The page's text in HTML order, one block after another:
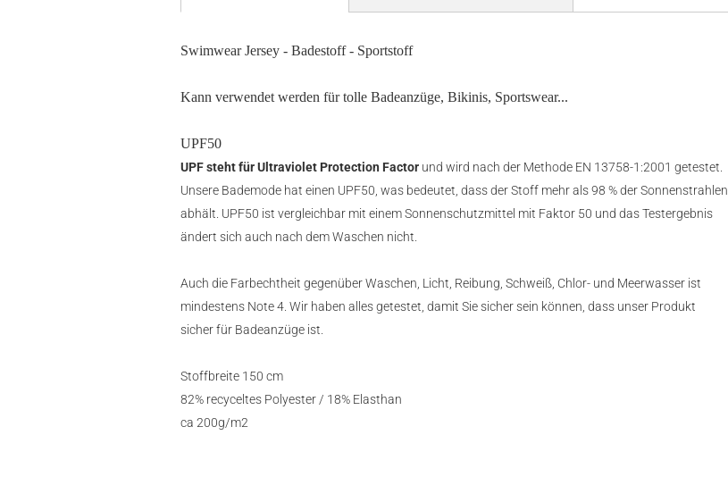
Swimwear Jersey - Badestoff - Sportstoff
Kann verwendet werden für tolle Badeanzüge, Bikinis, Sportswear...
UPF50
UPF steht für Ultraviolet Protection Factor und wird nach der Methode EN 13758-1:2001 getestet.
Unsere Bademode hat einen UPF50, was bedeutet, dass der Stoff mehr als 98 % der Sonnenstrahlen
abhält. UPF50 ist vergleichbar mit einem Sonnenschutzmittel mit Faktor 50 und das Testergebnis
ändert sich auch nach dem Waschen nicht.
Auch die Farbechtheit gegenüber Waschen, Licht, Reibung, Schweiß, Chlor- und Meerwasser ist
mindestens Note 4. Wir haben alles getestet, damit Sie sicher sein können, dass unser Produkt
sicher für Badeanzüge ist.
Stoffbreite 150 cm
82% recyceltes Polyester / 18% Elasthan
ca 200g/m2